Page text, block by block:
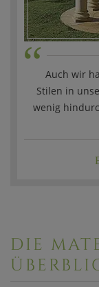
“ Auch wir
Stilen in
wenig
DIE